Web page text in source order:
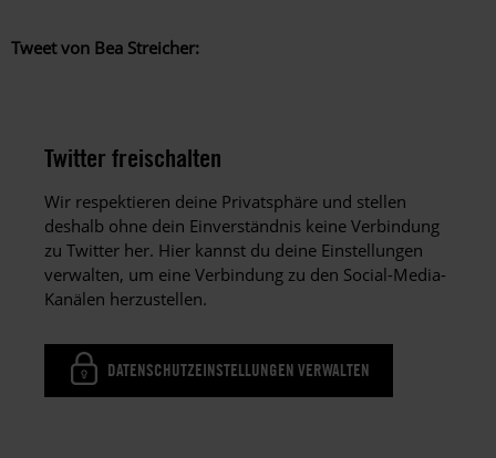
Tweet von Bea Streicher:
Twitter freischalten
Wir respektieren deine Privatsphäre und stellen
deshalb ohne dein Einverständnis keine Verbindung
zu Twitter her. Hier kannst du deine Einstellungen
verwalten, um eine Verbindung zu den Social-Media-
Kanälen herzustellen.
DATENSCHUTZEINSTELLUNGEN VERWALTEN